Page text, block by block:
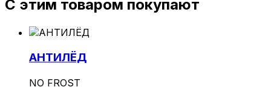
С этим товаром покупают
АНТИЛЁД
NO FROST